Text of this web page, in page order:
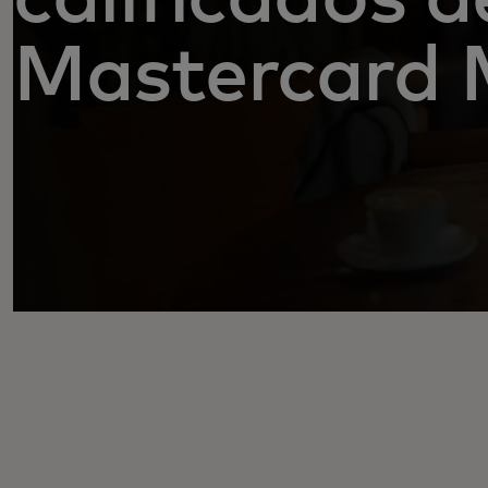
Mastercard